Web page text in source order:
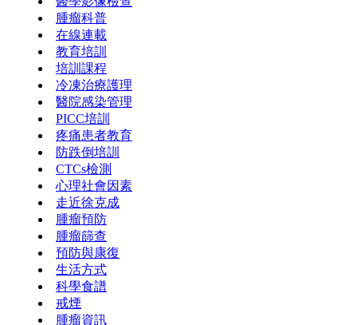
腫瘤科普
在線連載
教育培訓
培訓課程
冷凍治療護理
醫院感染管理
PICC培訓
疼痛患者教育
防跌倒培訓
CTCs檢測
心理社會因素
走近徐克成
腫瘤預防
腫瘤篩查
預防與康復
生活方式
科學食譜
戒煙
腫瘤資訊